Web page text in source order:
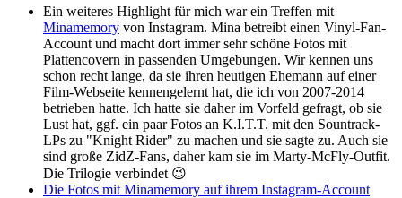
Ein weiteres Highlight für mich war ein Treffen mit
Minamemory von Instagram. Mina betreibt einen Vinyl-Fan-
Account und macht dort immer sehr schöne Fotos mit
Plattencovern in passenden Umgebungen. Wir kennen uns
schon recht lange, da sie ihren heutigen Ehemann auf einer
Film-Webseite kennengelernt hat, die ich von 2007-2014
betrieben hatte. Ich hatte sie daher im Vorfeld gefragt, ob sie
Lust hat, ggf. ein paar Fotos an K.I.T.T. mit den Sountrack-
LPs zu "Knight Rider" zu machen und sie sagte zu. Auch sie
sind große ZidZ-Fans, daher kam sie im Marty-McFly-Outfit.
Die Trilogie verbindet 😉
Die Fotos mit Minamemory auf ihrem Instagram-Account